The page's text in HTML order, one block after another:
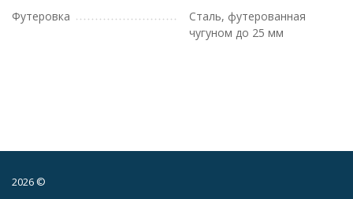
Футеровка
Сталь, футерованная
чугуном до 25 мм
2026 ©